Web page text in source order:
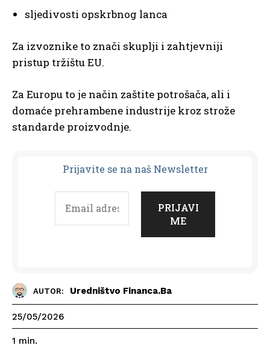
sljedivosti opskrbnog lanca
Za izvoznike to znači skuplji i zahtjevniji
pristup tržištu EU.
Za Europu to je način zaštite potrošača, ali i
domaće prehrambene industrije kroz strože
standarde proizvodnje.
Prijavite se na naš Newsletter
AUTOR: Uredništvo Financa.ba
25/05/2026
1 min.